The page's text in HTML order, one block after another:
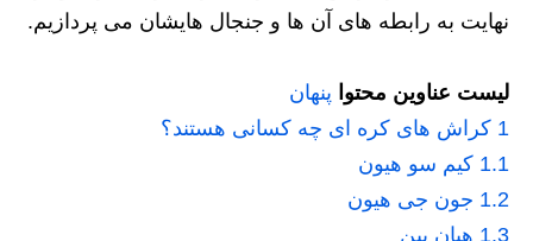
نهایت به رابطه های آن ها و جنجال هایشان می پردازیم.
لیست عناوین محتوا پنهان
1 کراش های کره ای چه کسانی هستند؟
1.1 کیم سو هیون
1.2 جون جی هیون
1.3 هیان بین